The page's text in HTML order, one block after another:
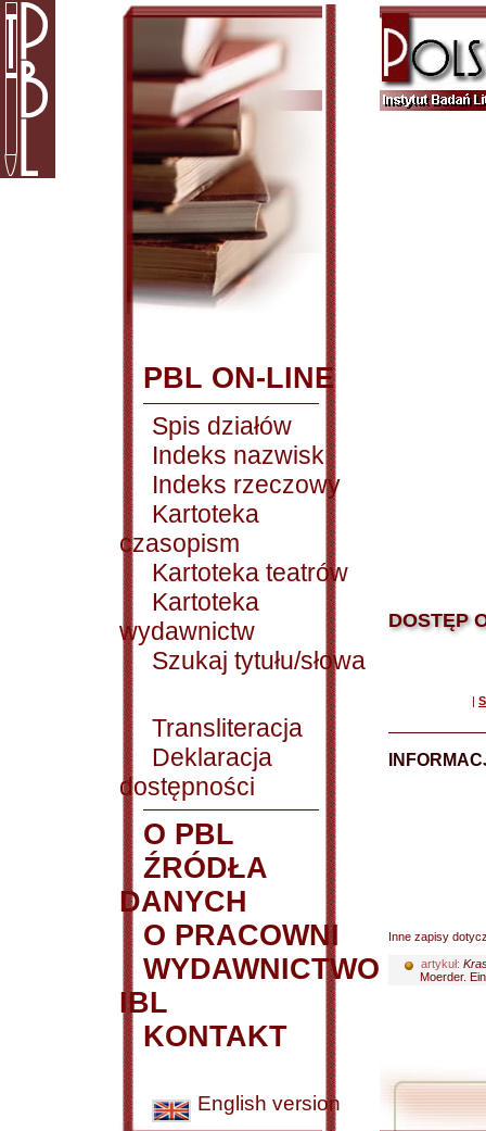
PBL ON-LINE
Spis działów
Indeks nazwisk
Indeks rzeczowy
Kartoteka
czasopism
Kartoteka teatrów
Kartoteka
wydawnictw
Szukaj tytułu/słowa
Transliteracja
Deklaracja
dostępności
O PBL
ŹRÓDŁA
DANYCH
O PRACOWNI
WYDAWNICTWO
IBL
KONTAKT
English version
DOSTĘP
|
Inne zapisy
artykuł:
Moerder.